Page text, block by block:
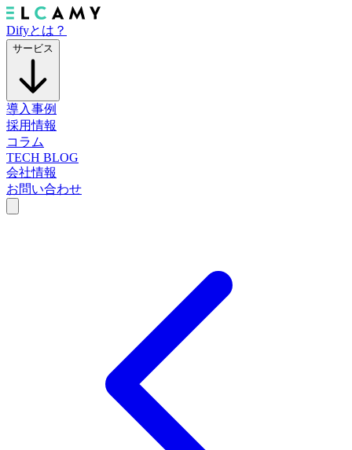
Difyとは？
サービス
導入事例
採用情報
コラム
TECH BLOG
会社情報
お問い合わせ